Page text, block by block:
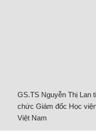
GS.TS Nguyễn Thị Lan
chức Giám đốc Học
Việt Nam